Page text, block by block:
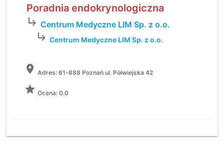
Poradnia endokrynologiczna
subdirectory_arrow_right Centrum Medyczne LIM Sp. z o.o.
subdirectory_arrow_right Centrum Medyczne LIM Sp. z o.o.
location_on Adres:61-888 Poznań ul. Półwiejska 42
grade Ocena: 0.0